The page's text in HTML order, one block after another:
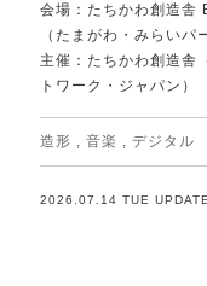
会場：たちかわ創造舎
（たまがわ・みらいパ
主催：たちかわ創造舎
トワーク・ジャパン）
造形 , 音楽 , デジタル
2026.07.14 TUE